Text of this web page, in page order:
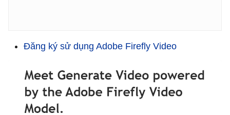
Đăng ký sử dụng Adobe Firefly Video